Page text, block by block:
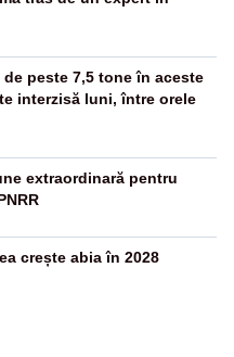
peste 7,5 tone în aceste
interzisă luni, între orele
extraordinară pentru
crește abia în 2028